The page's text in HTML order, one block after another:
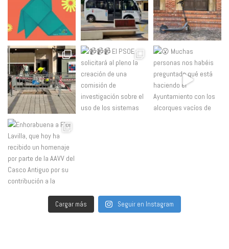
Cargar más Seguir en Instagram